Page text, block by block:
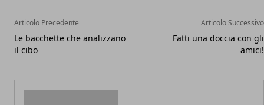
Articolo Precedente
Le bacchette che analizzano
il cibo
Articolo Successivo
Fatti una doccia con gli
amici!